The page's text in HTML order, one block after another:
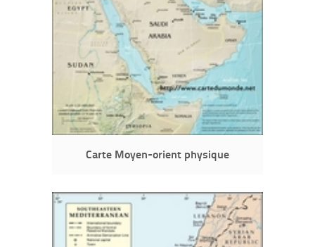
Carte Moyen-orient physique